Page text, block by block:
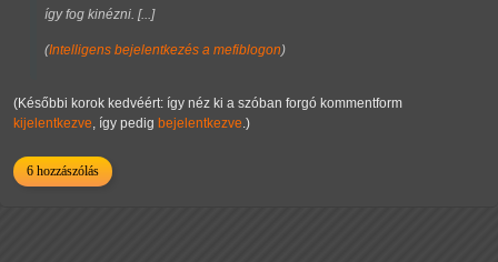
így fog kinézni. [...]
(Intelligens bejelentkezés a mefiblogon)
(Későbbi korok kedvéért: így néz ki a szóban forgó kommentform
kijelentkezve, így pedig bejelentkezve.)
6 hozzászólás